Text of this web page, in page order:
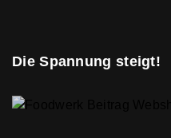
Die Spannung steigt!